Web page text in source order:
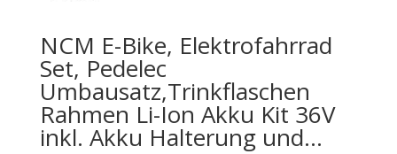
NCM E-Bike, Elektrofahrrad
Set, Pedelec
Umbausatz,Trinkflaschen
Rahmen Li-Ion Akku Kit 36V
inkl. Akku Halterung und…